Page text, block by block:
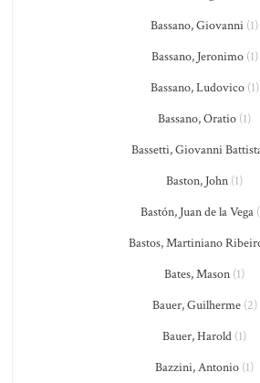
Bassano, Giovanni (1)
Bassano, Jeronimo(1)
Bassano, Ludovico(1)
Bassano, Oratio (1)
Bassetti, Giovanni
Baston, John (1)
Bastón, Juan de la Vega
Bastos, Martiniano
Bates, Mason (1)
Bauer, Guilherme(2)
Bauer, Harold (1)
Bazzini, Antonio (1)